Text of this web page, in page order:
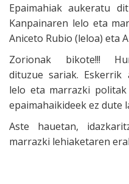
Epaimahiak aukeratu
Kanpainaren lelo eta
Aniceto Rubio (leloa) eta
Zorionak bikote!!!
dituzue sariak. Eskerrik
lelo eta marrazki
epaimahaikideek ez dute
Aste hauetan,
marrazki lehiaketaren